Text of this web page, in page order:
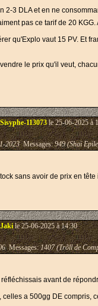
2-3 DLA et en ne
pas ce tarif de 20
qu'Explo vaut 15 PV. Et
le prix qu'il veut,
Sisyphe-113073le 25-06-2025 à
2023Messages:949 (Shaï
sans avoir de prix en
Jakile 25-06-2025 à 14:30
Messages:1407 (Trõll de
avant de
a 500gg DE compris,